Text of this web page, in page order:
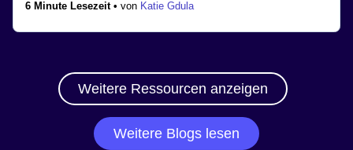
6 Minute Lesezeit • von Katie Gdula
Weitere Ressourcen anzeigen
Weitere Blogs lesen